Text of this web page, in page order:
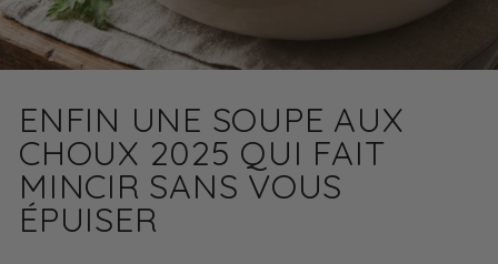
ENFIN UNE SOUPE AUX
CHOUX 2025 QUI FAIT
MINCIR SANS VOUS
ÉPUISER